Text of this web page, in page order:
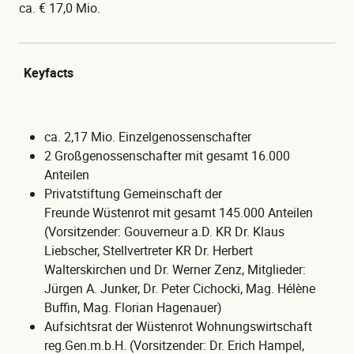
ca. € 17,0 Mio.
Keyfacts
ca. 2,17 Mio. Einzelgenossenschafter
2 Großgenossenschafter mit gesamt 16.000
Anteilen
Privatstiftung Gemeinschaft der
Freunde Wüstenrot mit gesamt 145.000 Anteilen
(Vorsitzender: Gouverneur a.D. KR Dr. Klaus
Liebscher, Stellvertreter KR Dr. Herbert
Walterskirchen und Dr. Werner Zenz, Mitglieder:
Jürgen A. Junker, Dr. Peter Cichocki, Mag. Hélène
Buffin, Mag. Florian Hagenauer)
Aufsichtsrat der Wüstenrot Wohnungswirtschaft
reg.Gen.m.b.H. (Vorsitzender: Dr. Erich Hampel,